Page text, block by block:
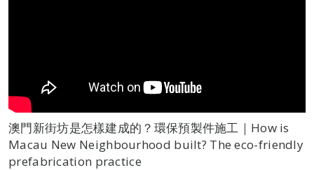
澳門新街坊是怎樣建成的？環保預製件施工｜How is
Macau New Neighbourhood built? The eco-friendly
prefabrication practice